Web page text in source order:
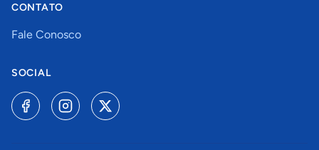
CONTATO
Fale Conosco
SOCIAL